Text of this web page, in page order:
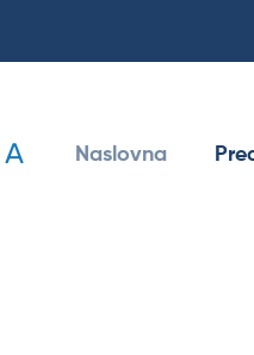
Naslovna